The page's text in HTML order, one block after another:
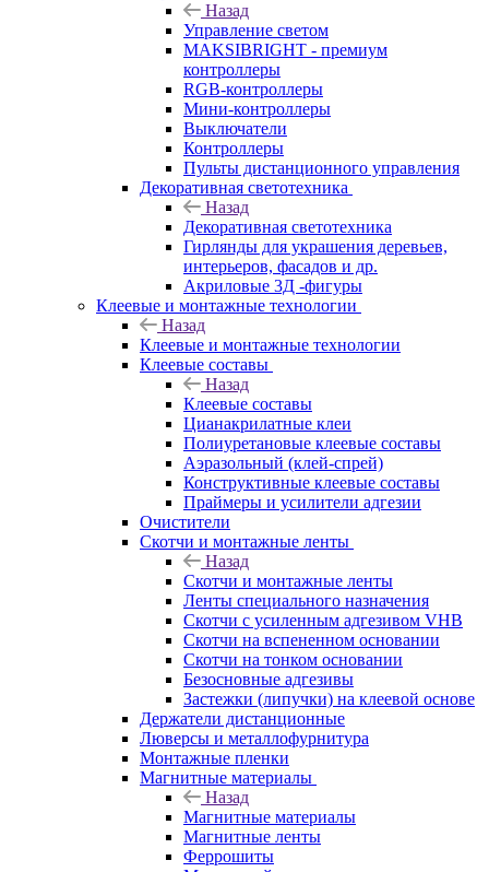
Назад
Управление светом
MAKSIBRIGHT - премиум
контроллеры
RGB-контроллеры
Мини-контроллеры
Выключатели
Контроллеры
Пульты дистанционного управления
Декоративная светотехника
Назад
Декоративная светотехника
Гирлянды для украшения деревьев,
интерьеров, фасадов и др.
Акриловые 3Д -фигуры
Клеевые и монтажные технологии
Назад
Клеевые и монтажные технологии
Клеевые составы
Назад
Клеевые составы
Цианакрилатные клеи
Полиуретановые клеевые составы
Аэразольный (клей-спрей)
Конструктивные клеевые составы
Праймеры и усилители адгезии
Очистители
Скотчи и монтажные ленты
Назад
Скотчи и монтажные ленты
Ленты специального назначения
Скотчи с усиленным адгезивом VHB
Скотчи на вспененном основании
Скотчи на тонком основании
Безосновные адгезивы
Застежки (липучки) на клеевой основе
Держатели дистанционные
Люверсы и металлофурнитура
Монтажные пленки
Магнитные материалы
Назад
Магнитные материалы
Магнитные ленты
Феррошиты